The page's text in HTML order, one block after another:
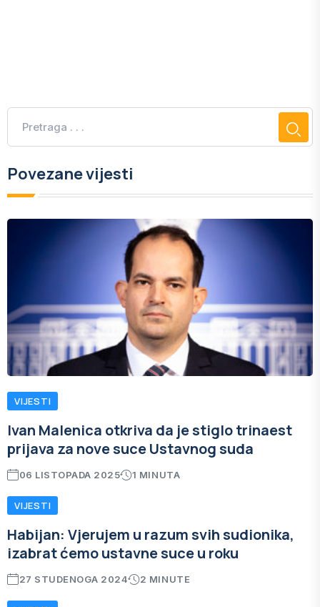
Povezane vijesti
VIJESTI
Ivan Malenica otkriva da je stiglo trinaest
prijava za nove suce Ustavnog suda
06 LISTOPADA 2025 1 MINUTA
VIJESTI
Habijan: Vjerujem u razum svih sudionika,
izabrat ćemo ustavne suce u roku
27 STUDENOGA 2024 2 MINUTE